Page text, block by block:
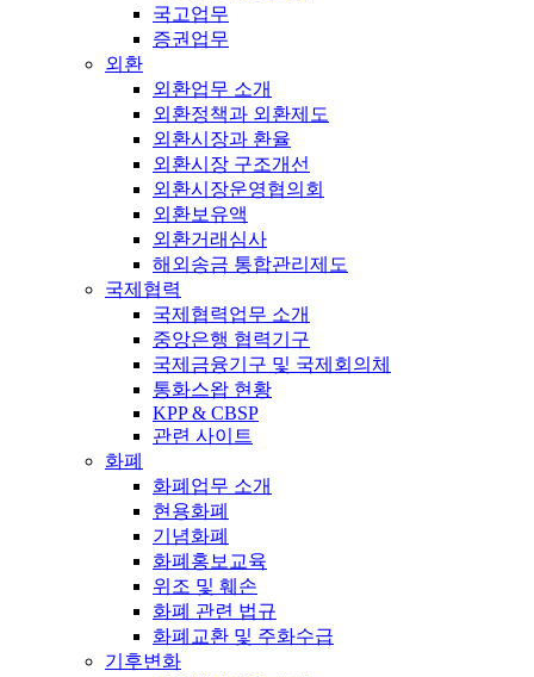
국고업무
증권업무
외환
외환업무 소개
외환정책과 외환제도
외환시장과 환율
외환시장 구조개선
외환시장운영협의회
외환보유액
외환거래심사
해외송금 통합관리제도
국제협력
국제협력업무 소개
중앙은행 협력기구
국제금융기구 및 국제회의체
통화스왑 현황
KPP & CBSP
관련 사이트
화폐
화폐업무 소개
현용화폐
기념화폐
화폐홍보교육
위조 및 훼손
화폐 관련 법규
화폐교환 및 주화수급
기후변화